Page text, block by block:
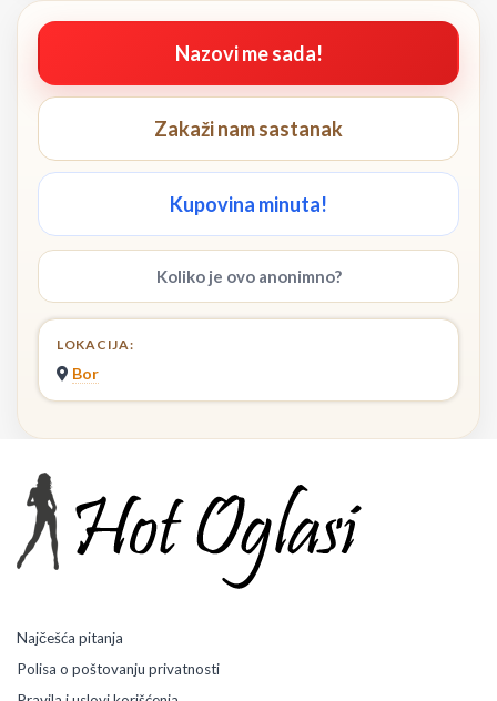
Nazovi me sada!
Zakaži nam sastanak
Kupovina minuta!
Koliko je ovo anonimno?
LOKACIJA:
Bor
Najčešća pitanja
Polisa o poštovanju privatnosti